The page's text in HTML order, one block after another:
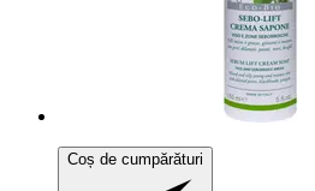
Coș de cumpărături